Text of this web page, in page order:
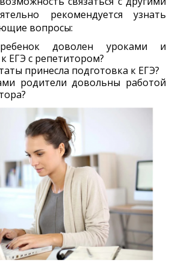
рекомендуется узнать
вопросы:
доволен уроками и
ЕГЭ с репетитором?
принесла подготовка к ЕГЭ?
родители довольны работой